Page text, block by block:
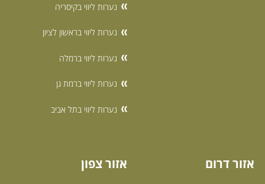
נערות ליווי בקיסריה
נערות ליווי בראשון לציון
נערות ליווי ברמלה
נערות ליווי ברמת גן
נערות ליווי בתל אביב
אזור דרום אזור צפון